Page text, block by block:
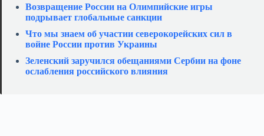
Возвращение России на Олимпийские игры
подрывает глобальные санкции
Что мы знаем об участии северокорейских сил в
войне России против Украины
Зеленский заручился обещаниями Сербии на фоне
ослабления российского влияния